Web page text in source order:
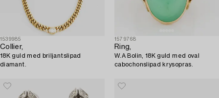
1539985
Collier,
18K guld med briljantslipad
diamant.
1579768
Ring,
W.A Bolin, 18K guld med oval
cabochonslipad krysopras.